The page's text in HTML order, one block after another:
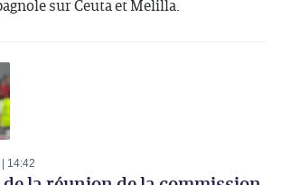
sur Ceuta et Melilla.
14:42